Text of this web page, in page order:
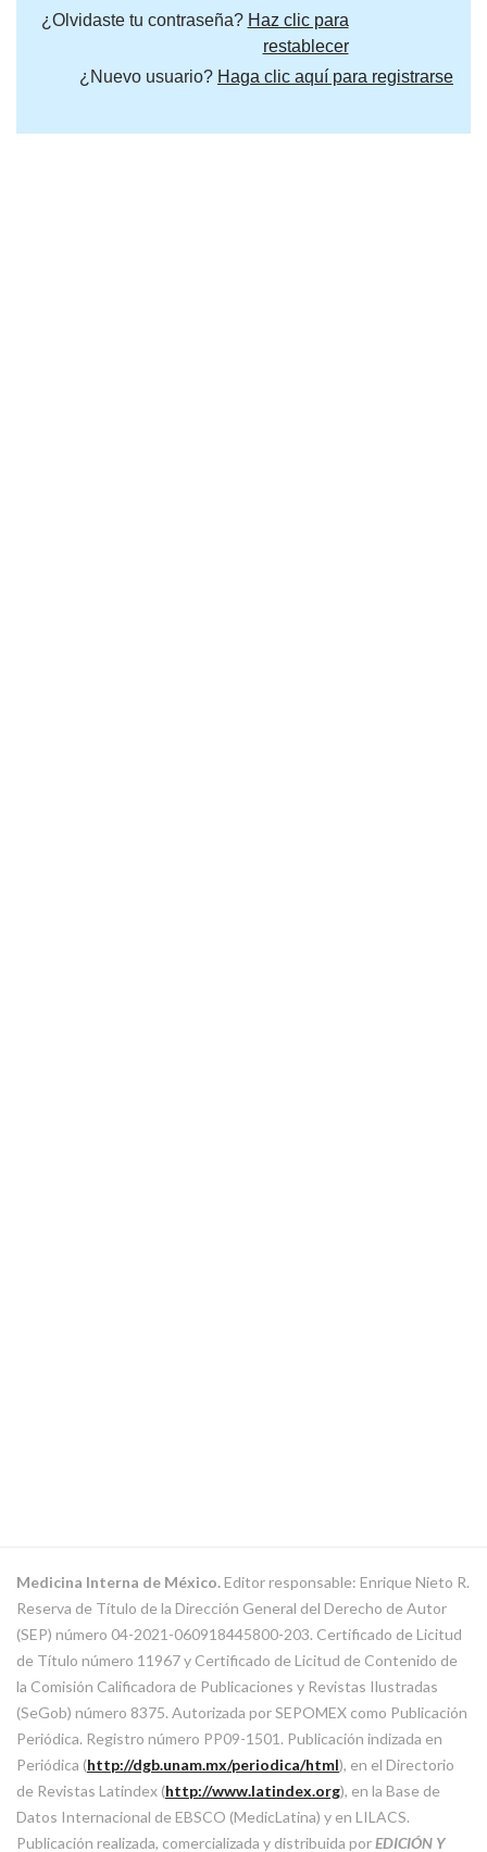
¿Olvidaste tu contraseña? Haz clic para
restablecer
¿Nuevo usuario? Haga clic aquí para registrarse
Medicina Interna de México.Editor responsable: Enrique Nieto R.
Reserva de Título de la Dirección General del Derecho de Autor
(SEP) número 04-2021-060918445800-203. Certificado de Licitud
de Título número 11967 y Certificado de Licitud de Contenido de
la Comisión Calificadora de Publicaciones y Revistas Ilustradas
(SeGob) número 8375. Autorizada por SEPOMEX como Publicación
Periódica. Registro número PP09-1501. Publicación indizada en
Periódica (http://dgb.unam.mx/periodica/html), en el Directorio
de Revistas Latindex (http://www.latindex.org), en la Base de
Datos Internacional de EBSCO (MedicLatina) y en LILACS.
Publicación realizada, comercializada y distribuida porEDICIÓN Y